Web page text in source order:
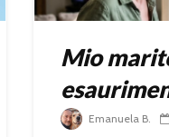
Mio
Emanuela B.